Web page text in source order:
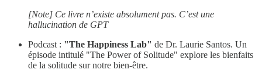
[Note] Ce livre n’existe absolument pas. C’est une
hallucination de GPT
Podcast : "The Happiness Lab" de Dr. Laurie Santos. Un
épisode intitulé "The Power of Solitude" explore les bienfaits
de la solitude sur notre bien-être.